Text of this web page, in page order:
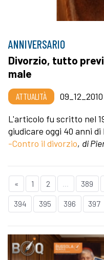
ANNIVERSARIO
Divorzio, tutto
male
ATTUALITÀ 09_12_2010
L'articolo fu scritto nel
giudicare oggi 40 anni di
-Contro il divorzio, di
« 1 2 ... 389
394 395 396 397